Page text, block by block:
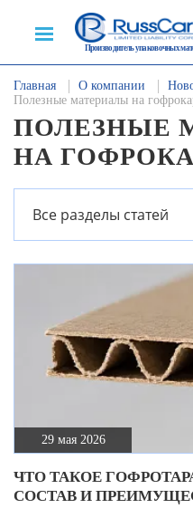
Производитель упаковочных
Главная О компании
Полезные материалы на
ПОЛЕЗНЫЕ
НА
Все разделы статей
29 мая 2026
ЧТО ТАКОЕ
СОСТАВ И